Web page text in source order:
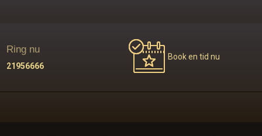
Ring nu
21956666
Book en tid nu